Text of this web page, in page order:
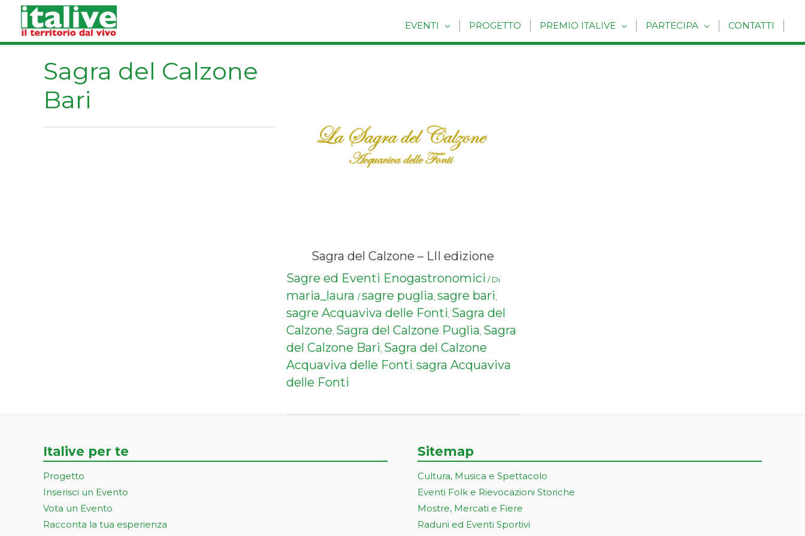
contenuto
EVENTI PROGETTO PREMIO ITALIVE PARTECIPA CONTATTI
Sagra del Calzone
Bari
Sagra del Calzone – LII edizione
Sagre ed Eventi Enogastronomici / Di
maria_laura /sagre puglia,sagre bari,
sagre Acquaviva delle Fonti, Sagra del
Calzone, Sagra del Calzone Puglia, Sagra
del Calzone Bari, Sagra del Calzone
Acquaviva delle Fonti,sagra Acquaviva
delle Fonti
Italive per te
Progetto
Inserisci un Evento
Vota un Evento
Racconta la tua esperienza
Sitemap
Cultura, Musica e Spettacolo
Eventi Folk e Rievocazioni Storiche
Mostre, Mercati e Fiere
Raduni ed Eventi Sportivi